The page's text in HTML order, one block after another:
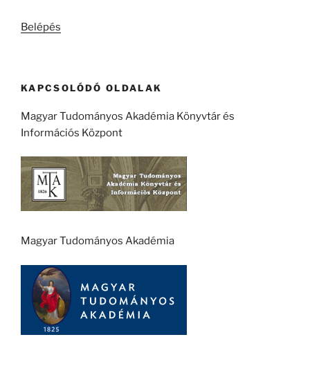
Belépés
KAPCSOLÓDÓ OLDALAK
Magyar Tudományos Akadémia Könyvtár és
Információs Központ
Magyar Tudományos Akadémia